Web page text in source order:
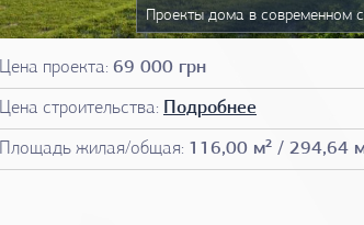
Цена проекта: 69 000 грн
Цена строительства: Подробнее
Площадь жилая/общая: 116,00 м² / 294,64
Проекты дома в современном
Чертежи
План
Фото проектов